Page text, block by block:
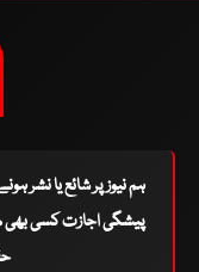
ہم نیوز پر شائع یا نشر
پیشگی اجازت کسی بھی